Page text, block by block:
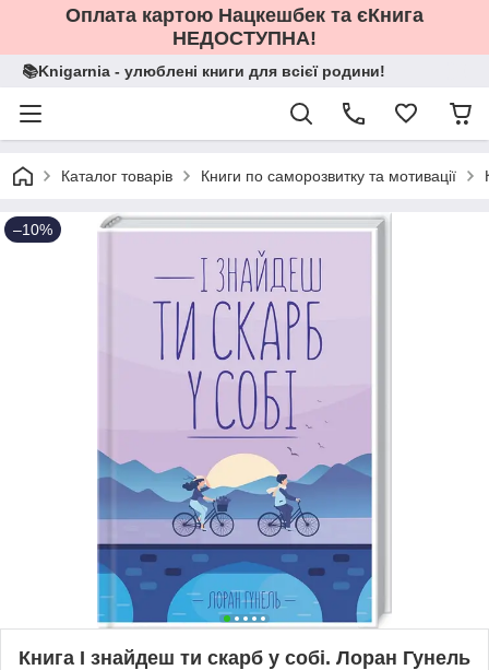
Оплата картою Нацкешбек та єКнига
НЕДОСТУПНА!
📚Knigarnia - улюблені книги для всієї родини!
Каталог товарів Книги по саморозвитку та мотивації
–10%
Книга І знайдеш ти скарб у собі. Лоран Гунель